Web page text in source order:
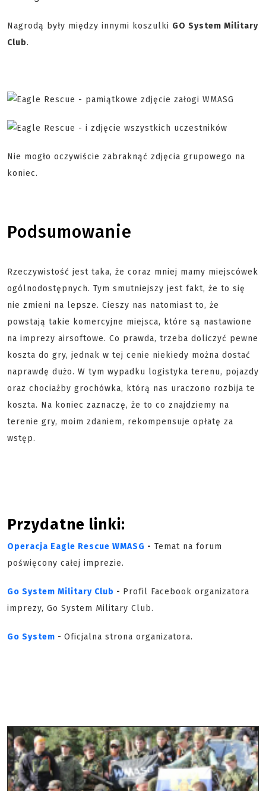
Nagrodą były między innymi koszulki GO System Military
Club.
Nie mogło oczywiście zabraknąć zdjęcia grupowego na
koniec.
Podsumowanie
Rzeczywistość jest taka, że coraz mniej mamy miejscówek
ogólnodostępnych. Tym smutniejszy jest fakt, że to się
nie zmieni na lepsze. Cieszy nas natomiast to, że
powstają takie komercyjne miejsca, które są nastawione
na imprezy airsoftowe. Co prawda, trzeba doliczyć pewne
koszta do gry, jednak w tej cenie niekiedy można dostać
naprawdę dużo. W tym wypadku logistyka terenu, pojazdy
oraz chociażby grochówka, którą nas uraczono rozbija te
koszta. Na koniec zaznaczę, że to co znajdziemy na
terenie gry, moim zdaniem, rekompensuje opłatę za
wstęp.
Przydatne linki:
Operacja Eagle Rescue WMASG - Temat na forum
poświęcony całej imprezie.
Go System Military Club - Profil Facebook organizatora
imprezy, Go System Military Club.
Go System - Oficjalna strona organizatora.